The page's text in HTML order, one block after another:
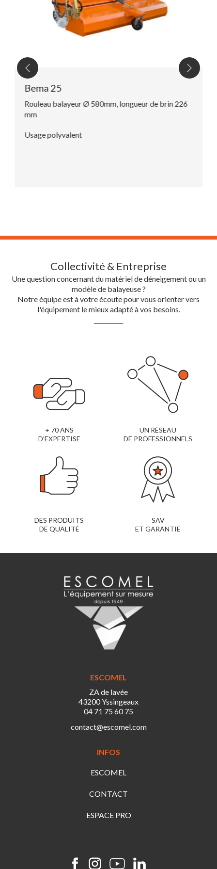
Bema 25
Rouleau balayeur Ø 580mm, longueur de brin 226
mm
Usage polyvalent
Collectivité & Entreprise
Une question concernant du matériel de déneigement ou un
modèle de balayeuse ?
Notre équipe est à votre écoute pour vous orienter vers
l'équipement le mieux adapté à vos besoins.
+ 70 ANS
D'EXPERTISE
UN RÉSEAU
DE PROFESSIONNELS
DES PRODUITS
DE QUALITÉ
SAV
ET GARANTIE
ESCOMEL
ZA de lavée
43200 Yssingeaux
04 71 75 60 75
contact@escomel.com
INFOS
ESCOMEL
CONTACT
ESPACE PRO